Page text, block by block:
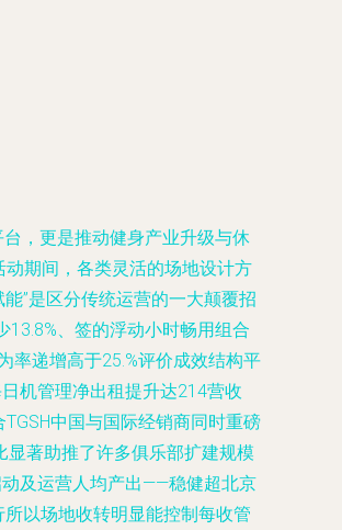
，更是推动健身产业升级与休
期间，各类灵活的场地设计方
”是区分传统运营的一大颠覆招
、签的浮动小时畅用组合
率递增高于25.%评价成效结构平
机管理净出租提升达214营收
中国与国际经销商同时重磅
著助推了许多俱乐部扩建规模
及运营人均产出——稳健超北京
以场地收转明显能控制每收管